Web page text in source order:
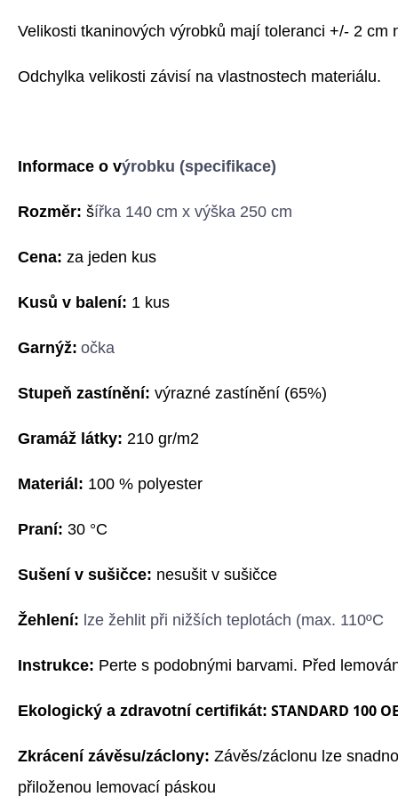
Velikosti tkaninových výrobků mají toleranci +/- 2 cm
Odchylka velikosti závisí na vlastnostech materiálu.
Informace o výrobku (specifikace)
Rozměr: šířka 140 cm x výška 250 cm
Cena: za jeden kus
Kusů v balení: 1 kus
Garnýž: očka
Stupeň zastínění: výrazné zastínění (65%)
Gramáž látky: 210 gr/m2
Materiál: 100 % polyester
Praní: 30 °C
Sušení v sušičce: nesušit v sušičce
Žehlení: ze žehlit při nižších teplotách (max. 110ºC
Instrukce: Perte s podobnými barvami. Před
Ekologický a zdravotní certifikát: STANDARD 100
Zkrácení závěsu/záclony: Závěs/záclonu lze
přiloženou lemovací páskou